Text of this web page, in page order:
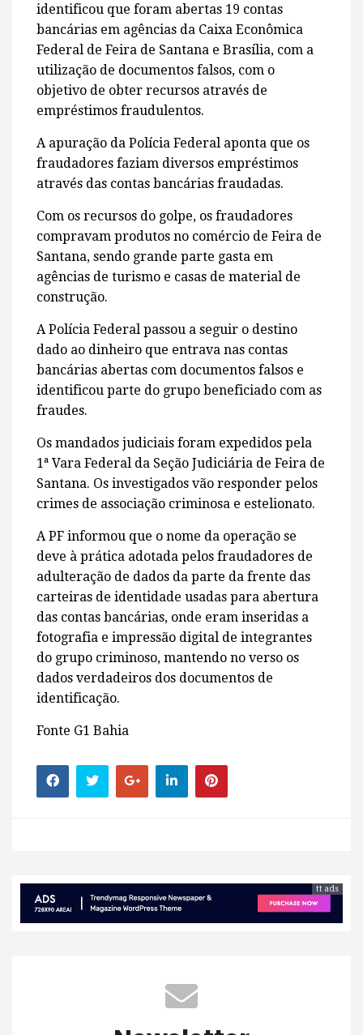
identificou que foram abertas 19 contas
bancárias em agências da Caixa Econômica
Federal de Feira de Santana e Brasília, com a
utilização de documentos falsos, com o
objetivo de obter recursos através de
empréstimos fraudulentos.
A apuração da Polícia Federal aponta que os
fraudadores faziam diversos empréstimos
através das contas bancárias fraudadas.
Com os recursos do golpe, os fraudadores
compravam produtos no comércio de Feira de
Santana, sendo grande parte gasta em
agências de turismo e casas de material de
construção.
A Polícia Federal passou a seguir o destino
dado ao dinheiro que entrava nas contas
bancárias abertas com documentos falsos e
identificou parte do grupo beneficiado com as
fraudes.
Os mandados judiciais foram expedidos pela
1ª Vara Federal da Seção Judiciária de Feira de
Santana. Os investigados vão responder pelos
crimes de associação criminosa e estelionato.
A PF informou que o nome da operação se
deve à prática adotada pelos fraudadores de
adulteração de dados da parte da frente das
carteiras de identidade usadas para abertura
das contas bancárias, onde eram inseridas a
fotografia e impressão digital de integrantes
do grupo criminoso, mantendo no verso os
dados verdadeiros dos documentos de
identificação.
Fonte G1 Bahia
tt ads